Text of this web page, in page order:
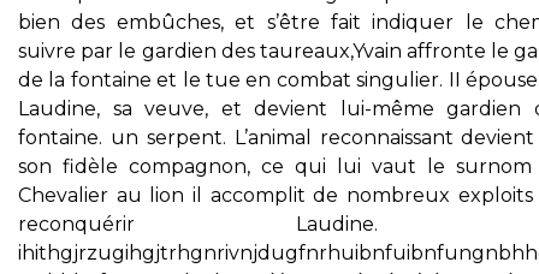
bien des embûches, et s’être fait indiquer le
suivre par le gardien des taureaux,Yvain affronte le
de la fontaine et le tue en combat singulier. II
Laudine, sa veuve, et devient lui-même gardien
fontaine. un serpent. L’animal reconnaissant
son fidèle compagnon, ce qui lui vaut le
Chevalier au lion il accomplit de nombreux
reconquérir Laudine.